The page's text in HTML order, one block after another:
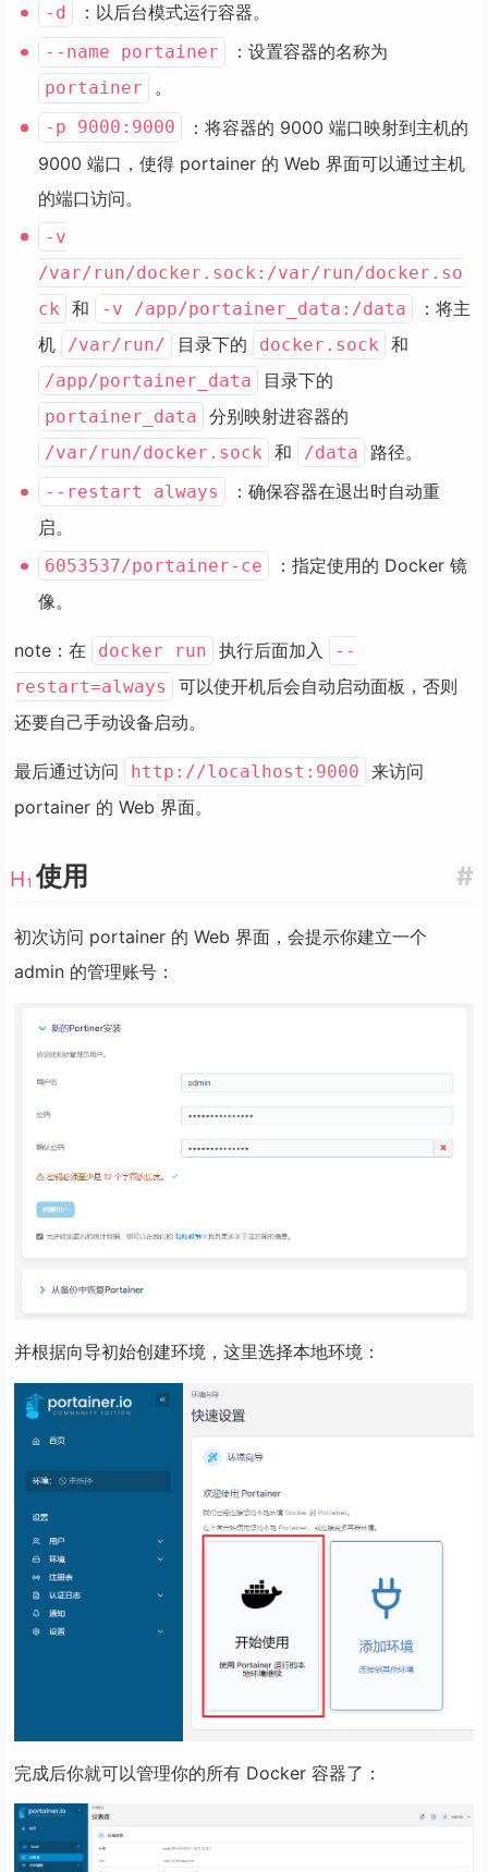
-d ：以后台模式运行容器。
--name portainer ：设置容器的名称为
portainer 。
-p 9000:9000
：将容器的 9000 端口映射到主机的
9000 端口，使得 portainer 的 Web 界面可以通过主机
的端口访问。
-v
/var/run/docker.sock:/var/run/docker.so
ck
和 -v /app/portainer_data:/data
：将主
机
/var/run/ 目录下的 docker.sock 和
/app/portainer_data 目录下的
portainer_data 分别映射进容器的
/var/run/docker.sock 和 /data 路径。
--restart always
：确保容器在退出时自动重
启。
6053537/portainer-ce
：指定使用的 Docker 镜
像。
note：在 docker run 执行后面加入
--
restart=always
可以使开机后会自动启动面板，否则
还要自己手动设备启动。
最后通过访问 http://localhost:9000
来访问
portainer 的 Web 界面。
#
使用
初次访问 portainer 的 Web 界面，会提示你建立一个
admin 的管理账号：
并根据向导初始创建环境，这里选择本地环境：
完成后你就可以管理你的所有 Docker 容器了：